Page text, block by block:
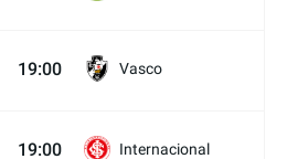
19:00 Vasco
19:00 Internacional